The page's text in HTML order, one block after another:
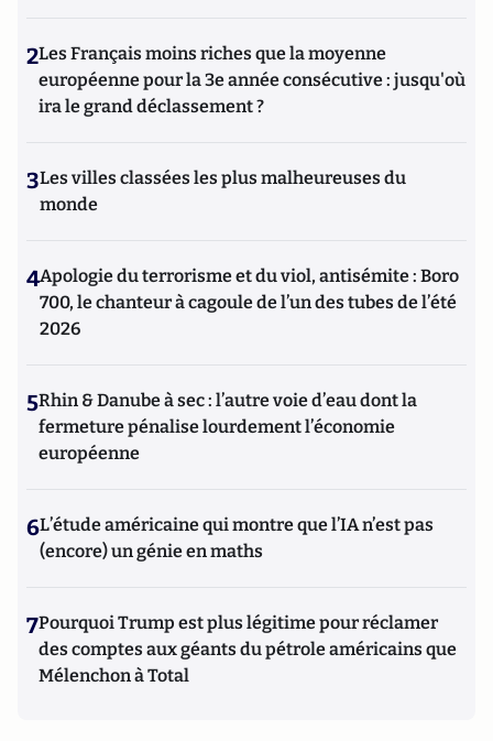
2Les Français moins riches que la moyenne
européenne pour la 3e année consécutive : jusqu'où
ira le grand déclassement ?
3Les villes classées les plus malheureuses du
monde
4Apologie du terrorisme et du viol, antisémite : Boro
700, le chanteur à cagoule de l’un des tubes de l’été
2026
5Rhin & Danube à sec : l’autre voie d’eau dont la
fermeture pénalise lourdement l’économie
européenne
6L’étude américaine qui montre que l’IA n’est pas
(encore) un génie en maths
7Pourquoi Trump est plus légitime pour réclamer
des comptes aux géants du pétrole américains que
Mélenchon à Total